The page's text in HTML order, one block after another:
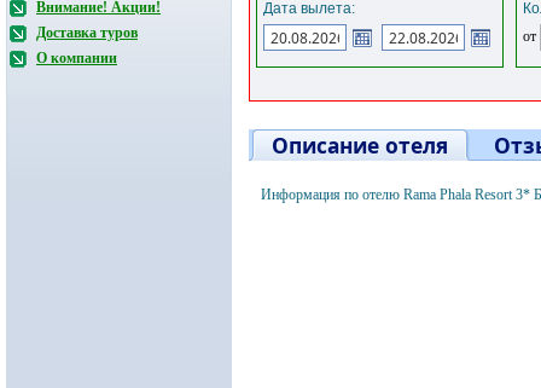
Внимание! Акции!
Доставка туров
О компании
Дата вылета:
от
Описание отеля
Информация по отелю Rama Phala Resort 3*